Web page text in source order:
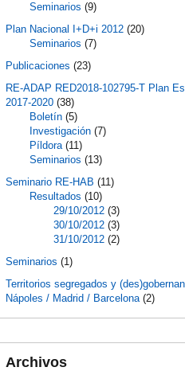
Seminarios (9)
Plan Nacional I+D+i 2012 (20)
Seminarios (7)
Publicaciones (23)
RE-ADAP RED2018-102795-T Plan
2017-2020 (38)
Boletín (5)
Investigación (7)
Píldora(11)
Seminarios (13)
Seminario RE-HAB (11)
Resultados (10)
29/10/2012 (3)
30/10/2012 (3)
31/10/2012 (2)
Seminarios (1)
Territorios segregados y
Nápoles / Madrid / Barcelona(2)
Archivos